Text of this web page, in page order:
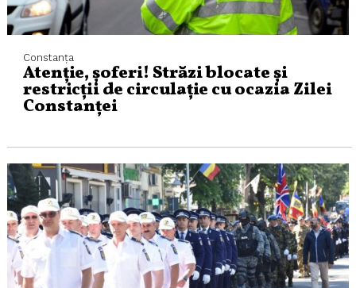
Constanța
Atenție, șoferi! Străzi blocate și
restricții de circulație cu ocazia Zilei
Constanței